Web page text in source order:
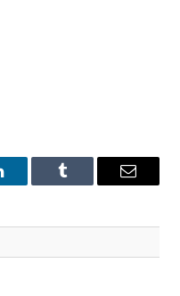
Tumblr
E-